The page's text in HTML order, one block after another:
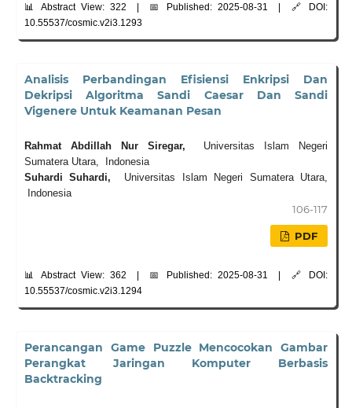
📊 Abstract View: 322 | 📅 Published: 2025-08-31 | 🔗 DOI:
10.55537/cosmic.v2i3.1293
Analisis Perbandingan Efisiensi Enkripsi Dan
Dekripsi Algoritma Sandi Caesar Dan Sandi
Vigenere Untuk Keamanan Pesan
Rahmat Abdillah Nur Siregar, Universitas Islam Negeri
Sumatera Utara, Indonesia
Suhardi Suhardi, Universitas Islam Negeri Sumatera Utara,
Indonesia
106-117
PDF
📊 Abstract View: 362 | 📅 Published: 2025-08-31 | 🔗 DOI:
10.55537/cosmic.v2i3.1294
Perancangan Game Puzzle Mencocokan Gambar
Perangkat Jaringan Komputer Berbasis
Backtracking